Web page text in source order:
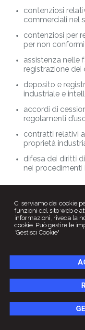
Ci serviamo dei cookie
funzioni del sito web e
informazioni, riveda la
cookie. Può gestire le
'Gestisci Cookie'
contenziosi
commerciali nel
contenziosi per
per non
assistenza nelle
registrazione dei
deposito e
industriale e
accordi di
regolamenti
contratti relativi
proprietà
difesa dei diritti
nei procedimenti
Tel.06.80690945Fax
© 2026 Copyright Studio
P.IVA 10676520587 |